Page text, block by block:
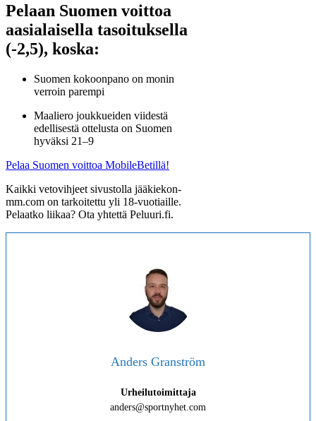
Pelaan Suomen voittoa
aasialaisella tasoituksella
(-2,5), koska:
Suomen kokoonpano on monin
verroin parempi
Maaliero joukkueiden viidestä
edellisestä ottelusta on Suomen
hyväksi 21–9
Pelaa Suomen voittoa MobileBetillä!
Kaikki vetovihjeet sivustolla jääkiekon-
mm.com on tarkoitettu yli 18-vuotiaille.
Pelaatko liikaa? Ota yhtettä Peluuri.fi.
Anders Granström
Urheilutoimittaja
anders@sportnyhet.com